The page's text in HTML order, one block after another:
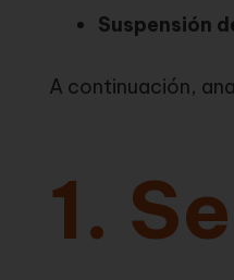
Suspensión
A continuación,
1.